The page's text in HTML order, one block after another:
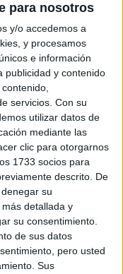
para nosotros
y/o accedemos a
y procesamos
e información
publicidad y contenido
servicios. Con su
utilizar datos de
mediante las
clic para otorgarnos
1733 socios para
descrito. De
su
detallada y
su consentimiento.
de sus datos
pero usted
Sus
en
de Barcelona